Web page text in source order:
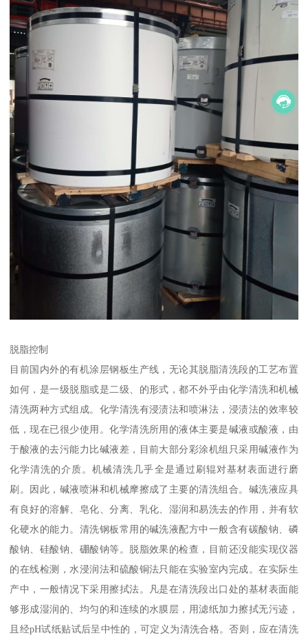
脱脂控制
目前国内外的有机涂层钢板生产线，无论其脱脂清洗段的工艺布置
如何，是一级脱脂或是二级、的形式，都不外乎由化学清洗和机械
清洗两种方式组成。化学清洗有浸渍法和喷淋法，浸渍法的效率较
低，现在已很少使用。化学清洗所用的液体主要是碱液或酸液，由
于酸液的去污能力比碱液差，目前大部分彩涂机组只采用碱液作为
化学清洗的介质。机械清洗几乎全是通过刷辊对基材表面进行磨
刷。因此，碱液喷淋和机械摩擦成了主要的清洗组合。碱洗液应具
有良好的溶解、皂化、分离、乳化、湿润和易洗去的作用，并有软
化硬水的能力。清洗钢板常用的碱洗液配方中一般含有碳酸钠、磷
酸钠、硅酸钠、硼酸钠等。脱脂效果的检查，目前还没能实现仪器
的在线检测，水浸润法和硫酸铜法只能在实验室内完成。在实际生
产中，一般情况下采用擦拭法。凡是在清洗段出口处的基材表面能
够形成湿润的、均匀的和连续的水膜层，用滤纸加力擦拭无污迹，
且经pH试纸贴试后呈中性的，可定义为清洗合格。否则，应在清洗